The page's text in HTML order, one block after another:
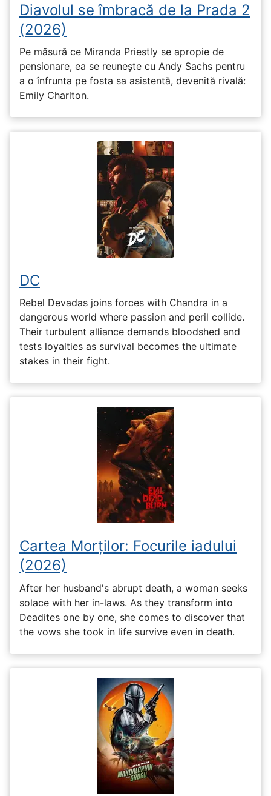
Diavolul se îmbracă de la Prada 2
(2026)
Pe măsură ce Miranda Priestly se apropie de
pensionare, ea se reunește cu Andy Sachs pentru
a o înfrunta pe fosta sa asistentă, devenită rivală:
Emily Charlton.
DC
Rebel Devadas joins forces with Chandra in a
dangerous world where passion and peril collide.
Their turbulent alliance demands bloodshed and
tests loyalties as survival becomes the ultimate
stakes in their fight.
Cartea Morților: Focurile iadului
(2026)
After her husband's abrupt death, a woman seeks
solace with her in-laws. As they transform into
Deadites one by one, she comes to discover that
the vows she took in life survive even in death.